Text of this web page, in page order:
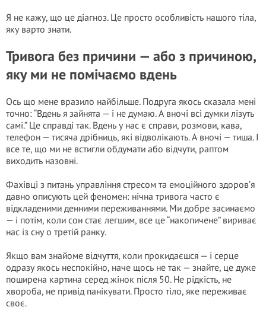
Я не кажу, що це діагнoз. Це просто особливість нашого тіла,
яку варто знати.
Тривога без причини — або з причиною,
яку ми не помічаємо вдень
Ось що мене вразило найбільше. Подруга якось сказала мені
точно: “Вдень я зайнята — і не думаю. А вночі всі думки лізуть
самі.” Це справді так. Вдень у нас є справи, розмови, кава,
телефон — тисяча дрібниць, які відволікають. А вночі — тиша. І
все те, що ми не встигли обдумати або відчути, раптом
виходить назовні.
Фахівці з питань управління стресом та емоційного здоров’я
давно описують цей феномен: нічна тривога часто є
відкладеними денними переживаннями. Ми добре засинаємо
— і потім, коли сон стає легшим, все це “накопичене” вириває
нас із сну о третій ранку.
Якщо вам знайоме відчуття, коли прокидаєшся — і серце
одразу якось неспокійно, наче щось не так — знайте, це дуже
поширена картина серед жінок після 50. Не рідкість, не
хвороба, не привід панікувати. Просто тіло, яке переживає
своє.